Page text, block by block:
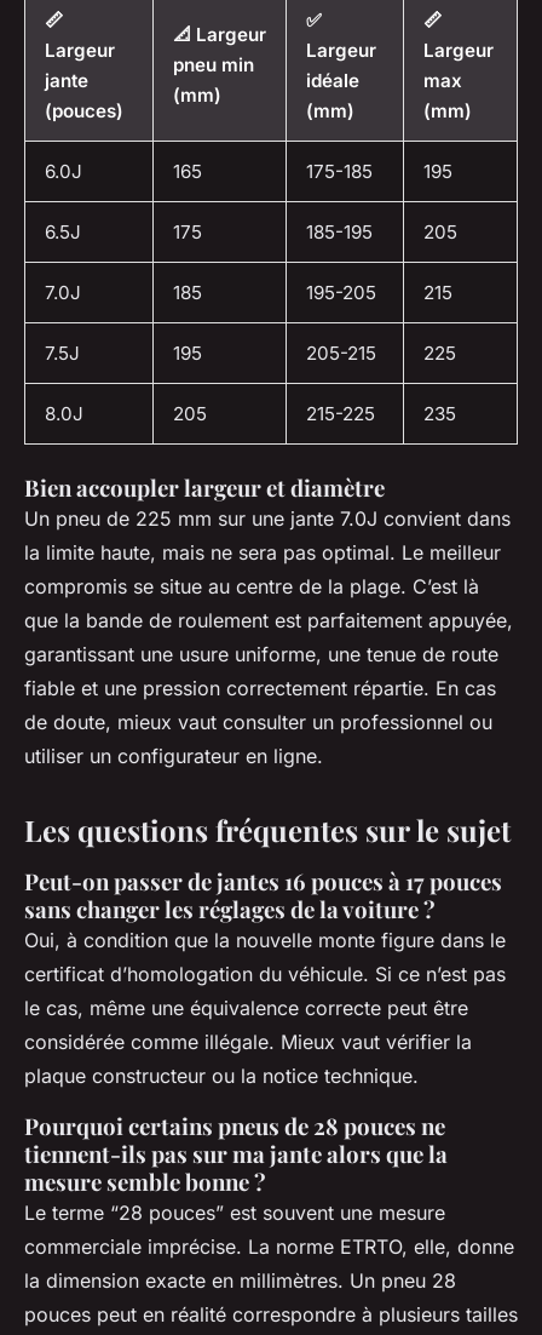
📏
Largeur
jante
(pouces)
📐 Largeur
pneu min
(mm)
✅
Largeur
idéale
(mm)
📏
Largeur
max
(mm)
6.0J 165 175-185 195
6.5J 175 185-195 205
7.0J 185 195-205 215
7.5J 195 205-215 225
8.0J 205 215-225 235
Bien accoupler largeur et diamètre
Un pneu de 225 mm sur une jante 7.0J convient dans
la limite haute, mais ne sera pas optimal. Le meilleur
compromis se situe au centre de la plage. C’est là
que la bande de roulement est parfaitement appuyée,
garantissant une usure uniforme, une tenue de route
fiable et une pression correctement répartie. En cas
de doute, mieux vaut consulter un professionnel ou
utiliser un configurateur en ligne.
Les questions fréquentes sur le sujet
Peut-on passer de jantes 16 pouces à 17 pouces
sans changer les réglages de la voiture ?
Oui, à condition que la nouvelle monte figure dans le
certificat d’homologation du véhicule. Si ce n’est pas
le cas, même une équivalence correcte peut être
considérée comme illégale. Mieux vaut vérifier la
plaque constructeur ou la notice technique.
Pourquoi certains pneus de 28 pouces ne
tiennent-ils pas sur ma jante alors que la
mesure semble bonne ?
Le terme “28 pouces” est souvent une mesure
commerciale imprécise. La norme ETRTO, elle, donne
la dimension exacte en millimètres. Un pneu 28
pouces peut en réalité correspondre à plusieurs tailles